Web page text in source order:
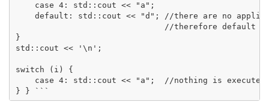
    case 4: std::cout << "a";
default: std::cout << "d"; //there are no
//therefore default
}
std::cout << '\n';
switch (i) {
    case 4: std::cout << "a";  //nothing is executed